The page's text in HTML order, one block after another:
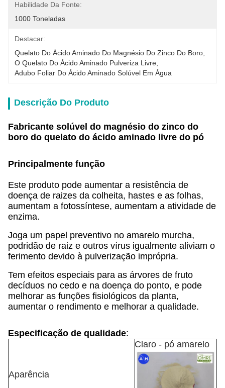
Habilidade Da Fonte:
1000 Toneladas
Destacar:
Quelato Do Ácido Aminado Do Magnésio Do Zinco Do Boro
O Quelato Do Ácido Aminado Pulveriza Livre
Adubo Foliar Do Ácido Aminado Solúvel Em Água
Descrição Do Produto
Fabricante solúvel do magnésio do zinco do
boro do quelato do ácido aminado livre do pó
Principalmente função
Este produto pode aumentar a resistência de
doença de raizes da colheita, hastes e as folhas,
aumentam a fotossíntese, aumentam a atividade de
enzima.
Joga um papel preventivo no amarelo murcha,
podridão de raiz e outros vírus igualmente aliviam o
ferimento devido à pulverização imprópria.
Tem efeitos especiais para as árvores de fruto
decíduos no cedo e na doença do ponto, e pode
melhorar as funções fisiológicos da planta,
aumentar o rendimento e melhorar a qualidade.
Especificação de qualidade:
Aparência
Claro - pó amarelo